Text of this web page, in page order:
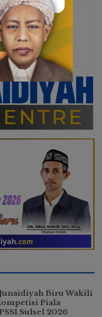
349 Posts
Junaidiyah
Biru Wakili
Piala
Sulsel 2026